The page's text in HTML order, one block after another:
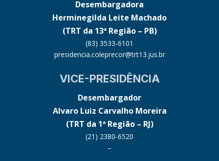
Desembargadora
Herminegilda Leite Machado
(TRT da 13ª Região – PB)
(83) 3533-6101
presidencia.coleprecor@trt13.jus.br
VICE-PRESIDÊNCIA
Desembargador
Alvaro Luiz Carvalho Moreira
(TRT da 1ª Região – RJ)
(21) 2380-6520
–